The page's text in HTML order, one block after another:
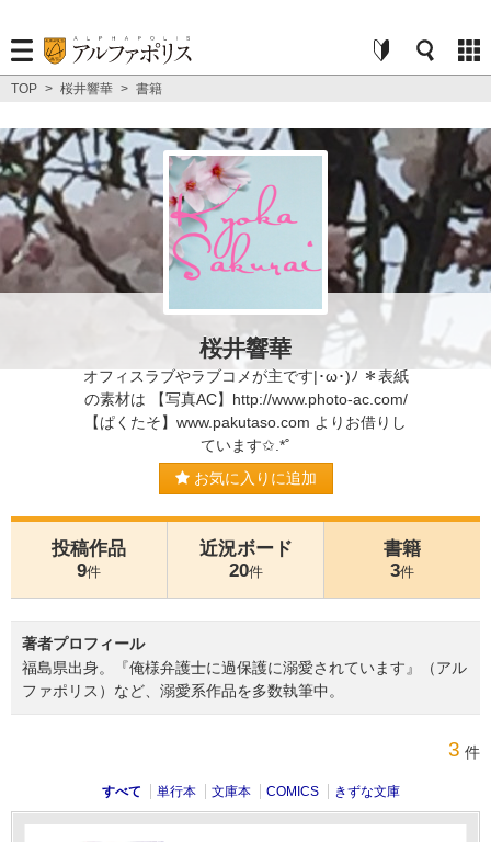
TOP > 桜井響華 > 書籍
桜井響華
オフィスラブやラブコメが主です|･ω･)ﾉ ＊表紙
の素材は 【写真AC】http://www.photo-ac.com/
【ぱくたそ】www.pakutaso.com よりお借りし
ています✩.*˚
お気に入りに追加
投稿作品
9件
近況ボード
20件
書籍
3件
著者プロフィール
福島県出身。『俺様弁護士に過保護に溺愛されています』（アル
ファポリス）など、溺愛系作品を多数執筆中。
3 件
すべて 単行本 文庫本 COMICS きずな文庫